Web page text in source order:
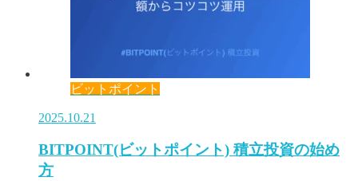
ビットポイント
2025.10.21
BITPOINT(ビットポイント) 積立投資の始め
方